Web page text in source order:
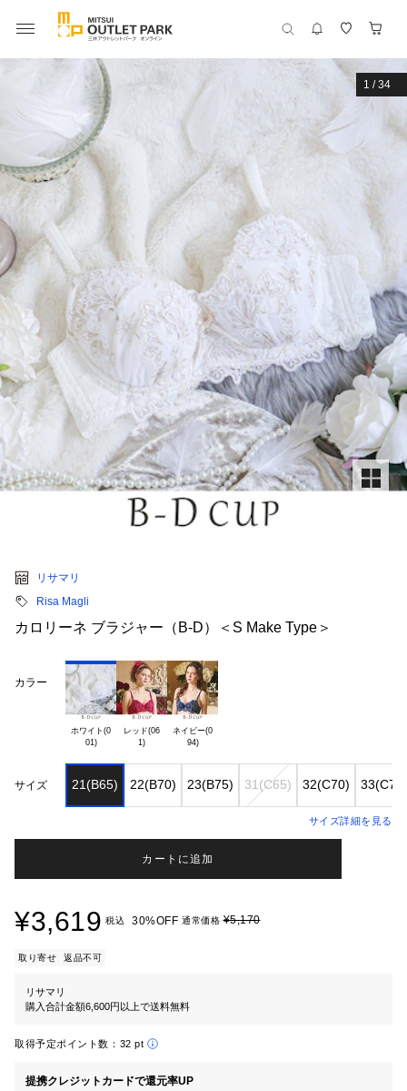
1 /34
リサマリ
Risa Magli
カロリーネ ブラジャー（B-D）＜S Make Type＞
カラー
ホワイト(0
01)
レッド(06
ネイビー(0
94)
サイズ 21(B65) 22(B70) 23(B75) 31(C65) 32(C70) 33(C75)
サイズ詳細を見る
カートに追加
¥3,619 税込 30%OFF 通常価格¥5,170
取り寄せ 返品不可
リサマリ
購入合計金額6,600円以上で送料無料
取得予定ポイント数： 32 pt
提携クレジットカードで還元率UP